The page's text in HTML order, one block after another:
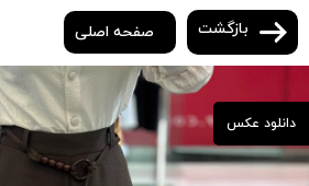
بازگشت صفحه اصلی
دانلود عکس